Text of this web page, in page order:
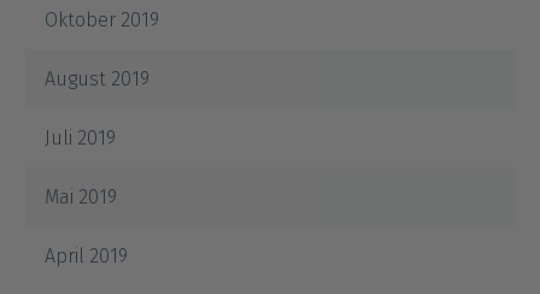
Oktober 2019
August 2019
Juli 2019
Mai 2019
April 2019